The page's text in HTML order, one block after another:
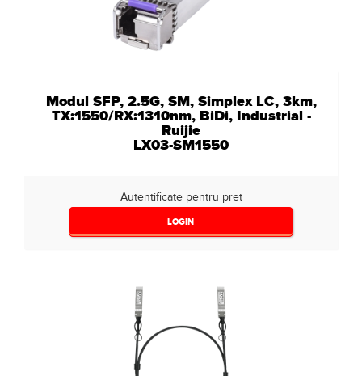
Modul SFP, 2.5G, SM, Simplex LC, 3km,
TX:1550/RX:1310nm, BiDi, Industrial -
Ruijie
LX03-SM1550
Autentificate pentru pret
LOGIN